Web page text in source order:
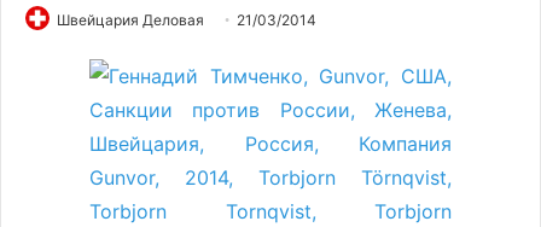
Швейцария Деловая 21/03/2014